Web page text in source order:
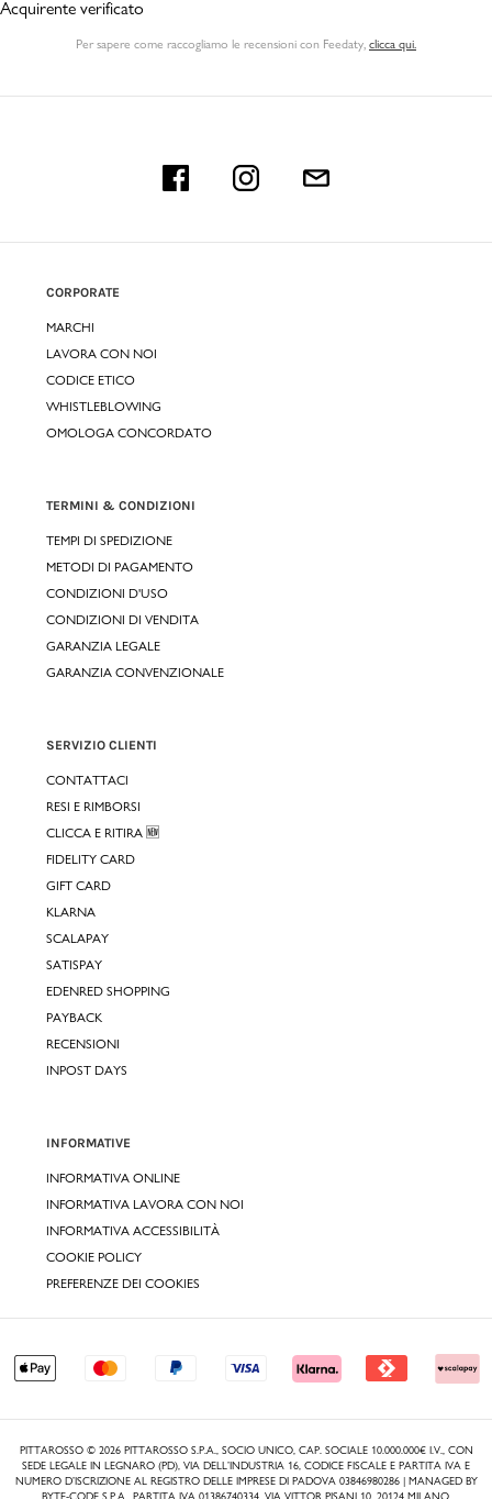
Acquirente verificato
Per sapere come raccogliamo le recensioni con Feedaty clicca qui.
CORPORATE
MARCHI
LAVORA CON NOI
CODICE ETICO
WHISTLEBLOWING
OMOLOGA CONCORDATO
TERMINI & CONDIZIONI
TEMPI DI SPEDIZIONE
METODI DI PAGAMENTO
CONDIZIONI D'USO
CONDIZIONI DI VENDITA
GARANZIA LEGALE
GARANZIA CONVENZIONALE
SERVIZIO CLIENTI
CONTATTACI
RESI E RIMBORSI
CLICCA E RITIRA 🆕
FIDELITY CARD
GIFT CARD
KLARNA
SCALAPAY
SATISPAY
EDENRED SHOPPING
PAYBACK
RECENSIONI
INPOST DAYS
INFORMATIVE
INFORMATIVA ONLINE
INFORMATIVA LAVORA CON NOI
INFORMATIVA ACCESSIBILITÀ
COOKIE POLICY
PREFERENZE DEI COOKIES
PITTAROSSO © 2026 PITTAROSSO S.P.A., SOCIO UNICO, CAP. SOCIALE 10.000.000€ I.V., CON
SEDE LEGALE IN LEGNARO (PD), VIA DELL’INDUSTRIA 16, CODICE FISCALE E PARTITA IVA E
NUMERO D’ISCRIZIONE AL REGISTRO DELLE IMPRESE DI PADOVA 03846980286 | MANAGED BY
BYTE-CODE S.P.A., PARTITA IVA 01386740334, VIA VITTOR PISANI 10, 20124 MILANO.